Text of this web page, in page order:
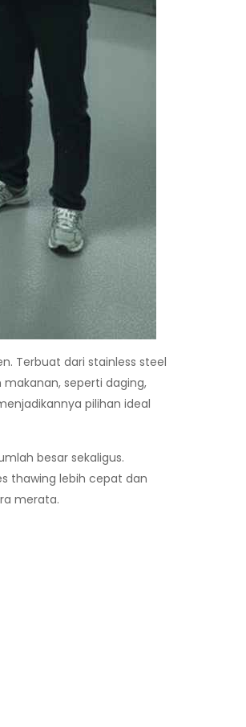
Terbuat dari stainless steel
seperti daging,
pilihan ideal
besar sekaligus.
thawing lebih cepat dan
merata.